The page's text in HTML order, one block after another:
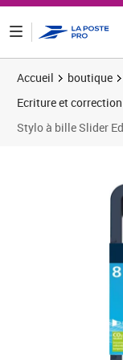
Accueil boutique
Ecriture et correction
Stylo à bille Slider